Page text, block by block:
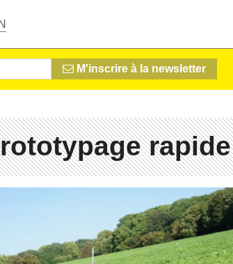
M'inscrire à la newsletter
rapide